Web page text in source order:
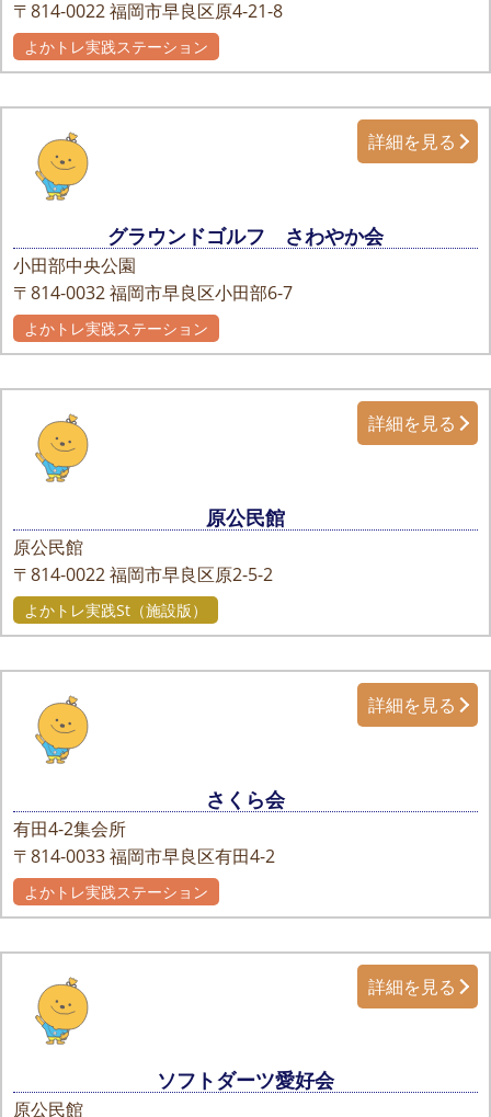
〒814-0022福岡市早良区原4-21-8
よかトレ実践ステーション
グラウンドゴルフ さわやか会
小田部中央公園
〒814-0032福岡市早良区小田部6-7
詳細を見る
よかトレ実践ステーション
原公民館
原公民館
〒814-0022福岡市早良区原2-5-2
詳細を見る
よかトレ実践St（施設版）
さくら会
有田4-2集会所
〒814-0033福岡市早良区有田4-2
詳細を見る
よかトレ実践ステーション
ソフトダーツ愛好会
原公民館
詳細を見る